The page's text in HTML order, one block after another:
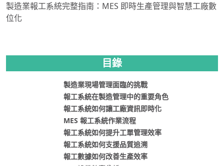
製造業報工系統完整指南：MES 即時生產管理與智慧工廠數
位化
目錄
製造業現場管理面臨的挑戰
報工系統在製造管理中的重要角色
報工系統如何讓工廠資訊即時化
MES 報工系統作業流程
報工系統如何提升工單管理效率
報工系統如何支援品質追溯
報工數據如何改善生產效率